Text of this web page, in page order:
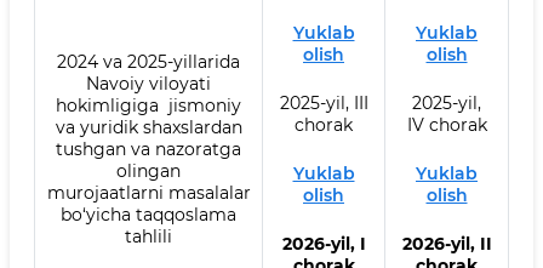
2024 va 2025-yillarida
Navoiy viloyati
hokimligiga jismoniy
va yuridik shaxslardan
tushgan va nazoratga
olingan
murojaatlarni masalalar
bo‘yicha taqqoslama
tahlili
Yuklab
olish
2025-yil, III
chorak
Yuklab
olish
2026-yil, I
Yuklab
olish
2025-yil,
IV chorak
Yuklab
olish
2026-yil, II